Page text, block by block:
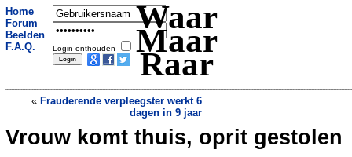
Home
Forum
Beelden
F.A.Q.
Login onthouden
Waar
Maar
Raar
« Frauderende verpleegster werkt 6
dagen in 9 jaar
Duizenden kinderen thuis door pesten»
Vrouw komt thuis, oprit gestolen